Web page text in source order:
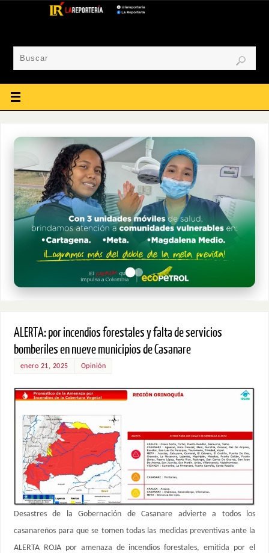
ALERTA: por incendios forestales y falta de servicios
bomberiles en nueve municipios de Casanare
enero 21, 2025 Opinión
Desastres de la Gobernación de Casanare advierte a todos los
casanareños para que se tomen todas las medidas preventivas ante la
ALERTA ROJA por amenaza de incendios forestales, emitida por el